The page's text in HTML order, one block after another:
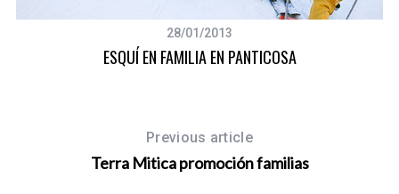
28/01/2013
ESQUÍ EN FAMILIA EN PANTICOSA
Previous article
Terra Mitica promoción familias